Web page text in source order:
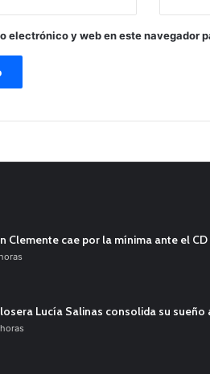
electrónico y web en este navegador
Clemente cae por la mínima ante el
Lucía Salinas consolida su